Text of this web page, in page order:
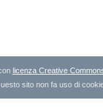
licenza Creative
sito non fa uso di